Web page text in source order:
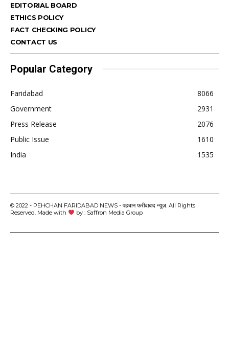
EDITORIAL BOARD
ETHICS POLICY
FACT CHECKING POLICY
CONTACT US
Popular Category
Faridabad
8066
Government
2931
Press Release
2076
Public Issue
1610
India
1535
© 2022 - PEHCHAN FARIDABAD NEWS - पहचान फरीदाबाद न्यूज़. All Rights
Reserved. Made with
by : Saffron Media Group